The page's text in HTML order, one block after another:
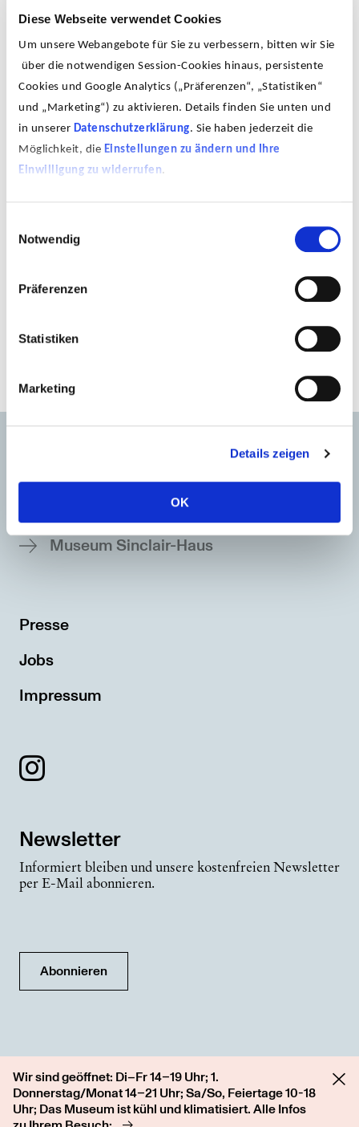
Diese Webseite verwendet Cookies
Um unsere Webangebote für Sie zu verbessern, bitten wir Sie
über die notwendigen Session-Cookies hinaus, persistente
Cookies und Google Analytics („Präferenzen“, „Statistiken“
und „Marketing“) zu aktivieren. Details finden Sie unten und
in unserer Datenschutzerklärung. Sie haben jederzeit die
Möglichkeit, die Einstellungen zu ändern und Ihre
Einwilligung zu widerrufen.
Notwendig
Präferenzen
Statistiken
Marketing
Details zeigen
OK
der ephemere Charakter ihrer Bildelemente in ihrer
Arbeit spielt, auch auf ein älteres kunsthistorisches Erbe
hin, auf das Neuenschwander selbst verweist: den
brasilianischen Barock des 17. und frühen 18.
Museum Sinclair-Haus
Presse
Jobs
Impressum
Newsletter
Informiert bleiben und unsere kostenfreien Newsletter
per E-Mail abonnieren.
Abonnieren
Wir sind geöffnet: Di–Fr 14–19 Uhr; 1.
Donnerstag/Monat 14–21 Uhr; Sa/So, Feiertage 10-18
Uhr; Das Museum ist kühl und klimatisiert. Alle Infos